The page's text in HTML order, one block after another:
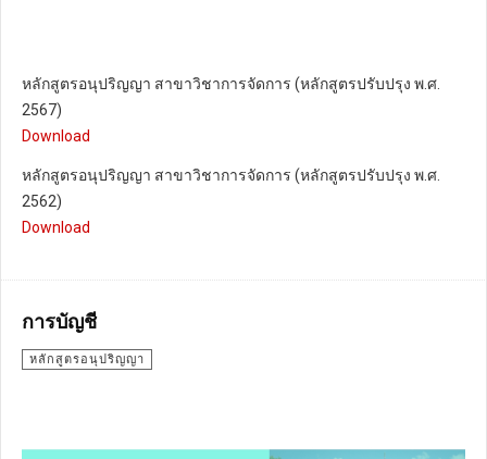
หลักสูตรอนุปริญญา สาขาวิชาการจัดการ (หลักสูตรปรับปรุง พ.ศ.
2567)
Download
หลักสูตรอนุปริญญา สาขาวิชาการจัดการ (หลักสูตรปรับปรุง พ.ศ.
2562)
Download
การบัญชี
หลักสูตรอนุปริญญา